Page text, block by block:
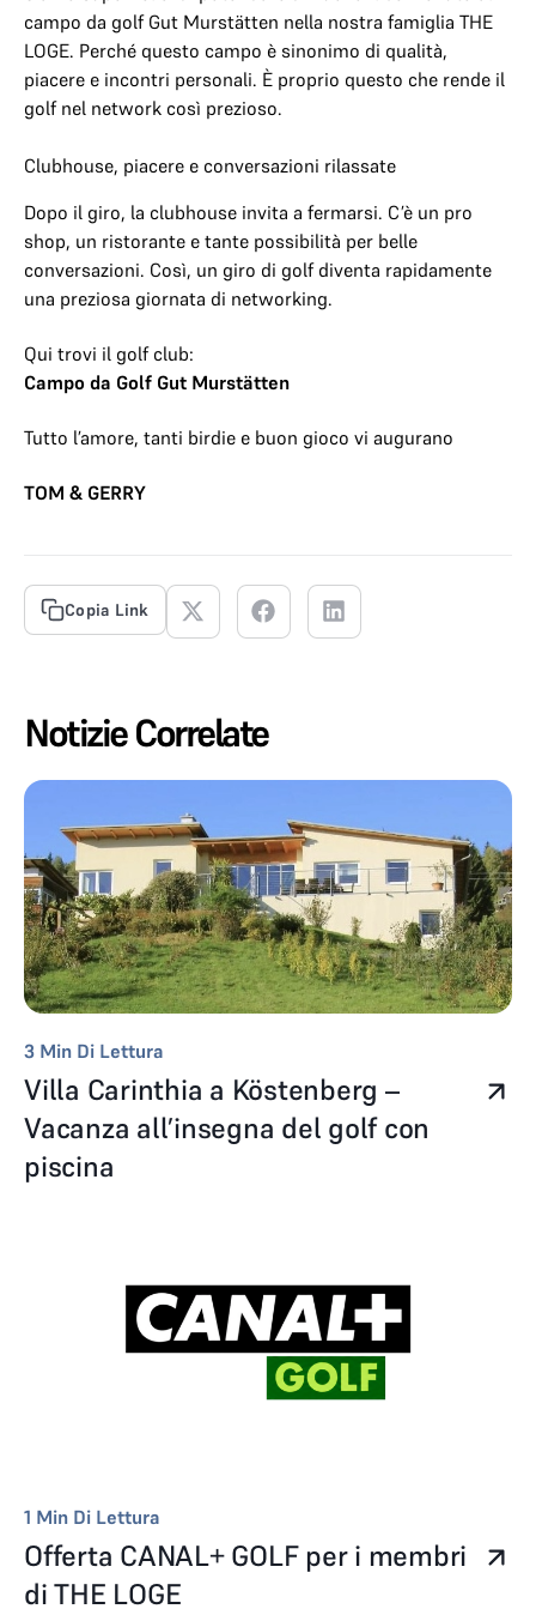
campo da golf Gut Murstätten nella nostra famiglia THE
LOGE. Perché questo campo è sinonimo di qualità,
piacere e incontri personali. È proprio questo che rende il
golf nel network così prezioso.
Clubhouse, piacere e conversazioni rilassate
Dopo il giro, la clubhouse invita a fermarsi. C’è un pro
shop, un ristorante e tante possibilità per belle
conversazioni. Così, un giro di golf diventa rapidamente
una preziosa giornata di networking.
Qui trovi il golf club:
Campo da Golf Gut Murstätten
Tutto l’amore, tanti birdie e buon gioco vi augurano
TOM & GERRY
Copia Link
Notizie Correlate
3 Min Di Lettura
Villa Carinthia a Köstenberg –
Vacanza all’insegna del golf con
piscina
1 Min Di Lettura
Offerta CANAL+ GOLF per i membri
di THE LOGE